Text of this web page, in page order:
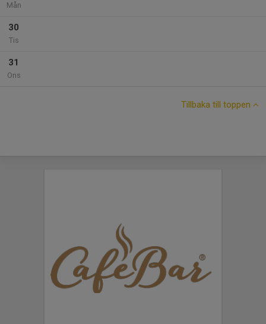
Mån
30
Tis
31
Ons
Tillbaka till toppen